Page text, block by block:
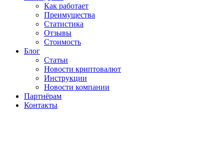
Как работает
Преимущества
Статистика
Отзывы
Стоимость
Блог
Статьи
Новости криптовалют
Инструкции
Новости компании
Партнёрам
Контакты